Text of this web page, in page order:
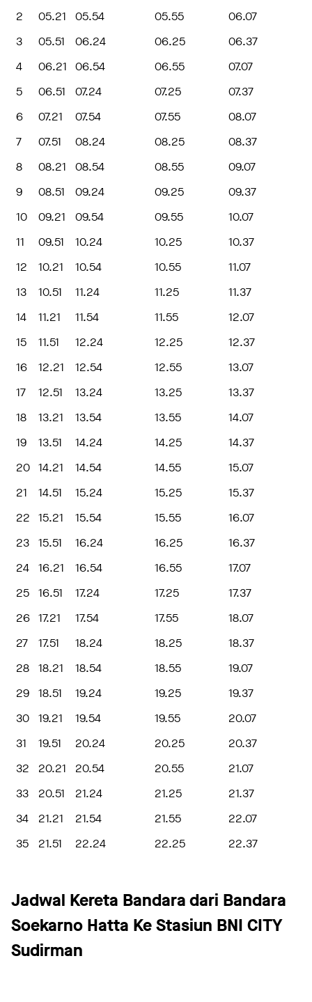
2
05.21 05.54 05.55
06.07
3
05.51 06.24 06.25
06.37
4
06.21 06.54 06.55
07.07
5
06.51 07.24 07.25
07.37
6
07.21 07.54 07.55
08.07
7
07.51 08.24 08.25
08.37
8
08.21 08.54 08.55
09.07
9
08.51 09.24 09.25
09.37
10
09.21 09.54 09.55
10.07
11
09.51 10.24 10.25
10.37
12
10.21 10.54 10.55
11.07
13
10.51 11.24 11.25
11.37
14
11.21 11.54 11.55
12.07
15
11.51 12.24 12.25
12.37
16
12.21 12.54 12.55
13.07
17
12.51 13.24 13.25
13.37
18
13.21 13.54 13.55
14.07
19
13.51 14.24 14.25
14.37
20 14.21 14.54 14.55
15.07
21
14.51 15.24 15.25
15.37
22
15.21 15.54 15.55
16.07
23
15.51 16.24 16.25
16.37
24
16.21 16.54 16.55
17.07
25
16.51 17.24 17.25
17.37
26 17.21 17.54 17.55
18.07
27
17.51 18.24 18.25
18.37
28
18.21 18.54 18.55
19.07
29
18.51 19.24 19.25
19.37
30
19.21 19.54 19.55
20.07
31
19.51 20.24 20.25
20.37
32
20.21 20.54 20.55
21.07
33
20.51 21.24 21.25
21.37
34
21.21 21.54 21.55
22.07
35
21.51 22.24 22.25 22.37
Jadwal Kereta Bandara dari Bandara
Soekarno Hatta Ke Stasiun BNI CITY
Sudirman